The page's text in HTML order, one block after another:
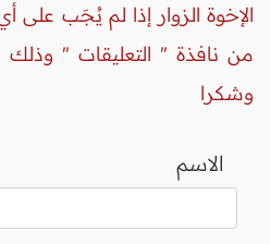
الإخوة الزوار إذا لم يُجَب
من نافذة " التعليقات "
وشكرا
الاسم